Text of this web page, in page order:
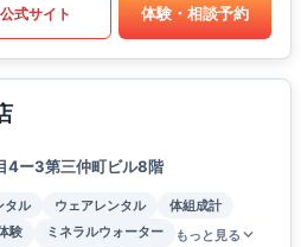
公式サイト 体験・相談予約
4ー3第三仲町ビル8階
タル ウェアレンタル
体組成計
験 ミネラルウォーター もっと見る